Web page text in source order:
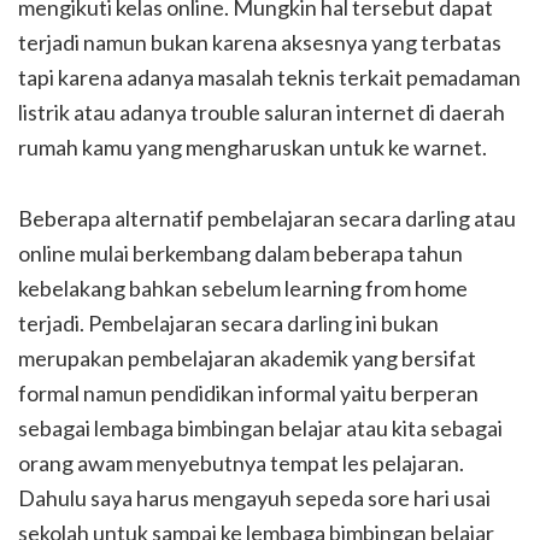
mengikuti kelas online. Mungkin hal tersebut dapat
terjadi namun bukan karena aksesnya yang terbatas
tapi karena adanya masalah teknis terkait pemadaman
listrik atau adanya trouble saluran internet di daerah
rumah kamu yang mengharuskan untuk ke warnet.
Beberapa alternatif pembelajaran secara darling atau
online mulai berkembang dalam beberapa tahun
kebelakang bahkan sebelum learning from home
terjadi. Pembelajaran secara darling ini bukan
merupakan pembelajaran akademik yang bersifat
formal namun pendidikan informal yaitu berperan
sebagai lembaga bimbingan belajar atau kita sebagai
orang awam menyebutnya tempat les pelajaran.
Dahulu saya harus mengayuh sepeda sore hari usai
sekolah untuk sampai ke lembaga bimbingan belajar